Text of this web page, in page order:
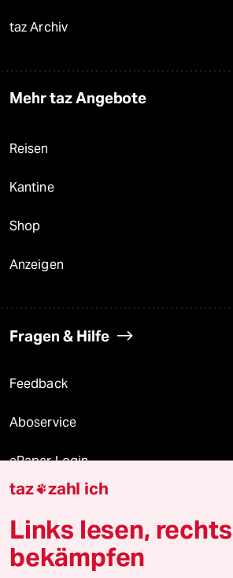
taz Archiv
Mehr taz Angebote
Reisen
Kantine
Shop
Anzeigen
Fragen & Hilfe
Feedback
Aboservice
ePaper Login
Downloads für Abonnierende
© 2026 taz Verlags und Vertriebs GmbH
taz zahl ich
Links lesen, rechts
bekämpfen